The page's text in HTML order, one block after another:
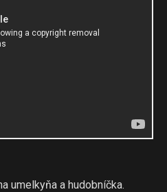
umelkyňa a hudobníčka.